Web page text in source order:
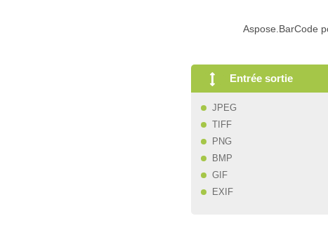
Aspose.BarCode
Entrée sortie
JPEG
TIFF
PNG
BMP
GIF
EXIF